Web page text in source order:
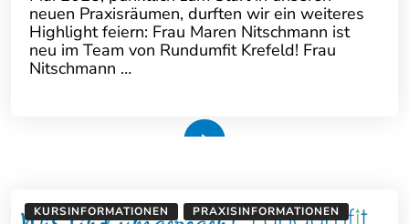
neuen Praxisräumen, durften wir ein weiteres
Highlight feiern: Frau Maren Nitschmann ist
neu im Team von Rundumfit Krefeld! Frau
Nitschmann …
KURSINFORMATIONEN PRAXISINFORMATIONEN